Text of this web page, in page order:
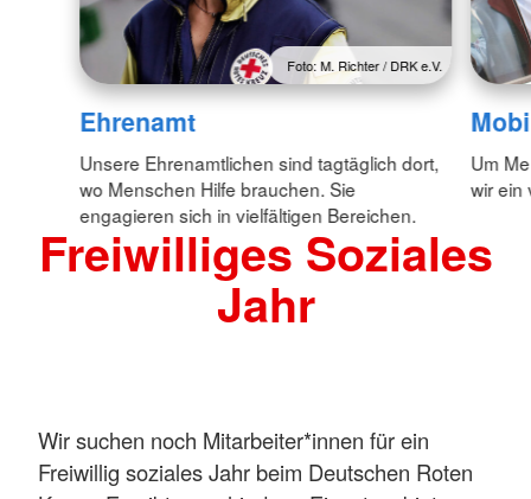
Foto: M. Richter / DRK e.V.
Ehrenamt
Unsere Ehrenamtlichen sind tagtäglich dort,
wo Menschen Hilfe brauchen. Sie
engagieren sich in vielfältigen Bereichen.
Um
wir ein
Freiwilliges Soziales
Jahr
Wir suchen noch Mitarbeiter*innen für ein
Freiwillig soziales Jahr beim Deutschen Roten